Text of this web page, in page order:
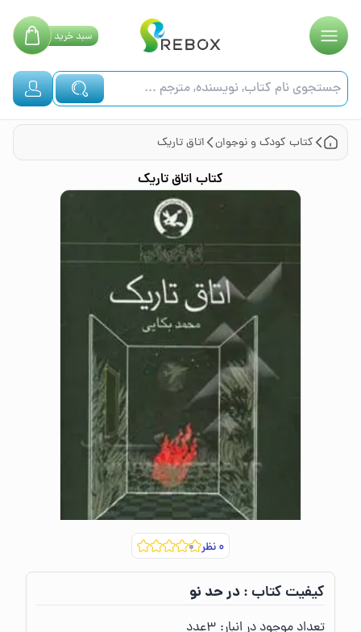
سبدخرید
کتاب کودک و نوجوان اتاق تاریک
کتاب اتاق تاریک
۰نظر
کیفیت کتاب :‌در حد نو
تعداد موجود در انبار:‌ ۳عدد